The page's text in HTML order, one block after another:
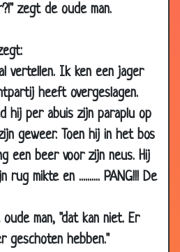
zegt de oude man.
vertellen. Ik ken een jager
heeft overgeslagen.
hij per abuis zijn paraplu op
geweer. Toen hij in het bos
een beer voor zijn neus. Hij
rug mikte en .......... PANG!!! De
man, "dat kan niet. Er
geschoten hebben."
3.60
3.49
3.41
3.26